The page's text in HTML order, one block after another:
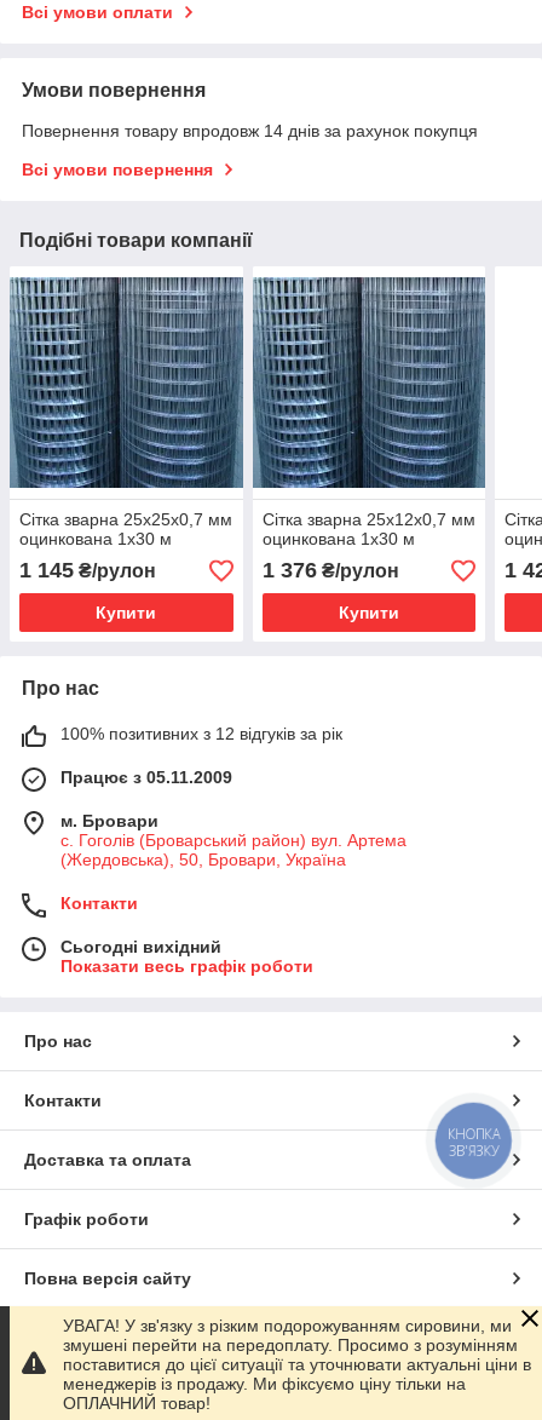
Всі умови оплати
Умови повернення
Повернення товару впродовж 14 днів за рахунок покупця
Всі умови повернення
Подібні товари компанії
Сітка зварна 25х25х0,7 мм
оцинкована 1х30 м
1 145 ₴/рулон
Купити
Сітка зварна 25х12х0,7 мм
оцинкована 1х30 м
1 376₴/рулон
Купити
1
Про нас
100% позитивних з 12 відгуків за рік
Працює з 05.11.2009
м. Бровари
с. Гоголів (Броварський район) вул. Артема
(Жердовська), 50, Бровари, Україна
Контакти
Сьогодні вихідний
Показати весь графік роботи
Про нас
Контакти
Доставка та оплата
Графік роботи
Повна версія сайту
Сайт створено на маркетплейсіProm.ua
Політика конфіденційності
УВАГА! У зв'язку з різким подорожуванням сировини, ми
змушені перейти на передоплату. Просимо з розумінням
поставитися до цієї ситуації та уточнювати актуальні ціни в
менеджерів із продажу. Ми фіксуємо ціну тільки на
ОПЛАЧНИЙ товар!
КНОПКА
ЗВ'ЯЗКУ